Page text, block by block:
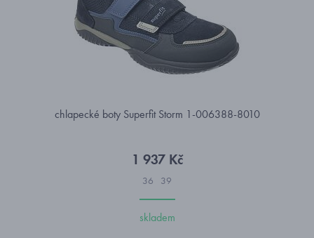
chlapecké boty Superfit Storm 1-006388-8010
1 937 Kč
36 39
skladem